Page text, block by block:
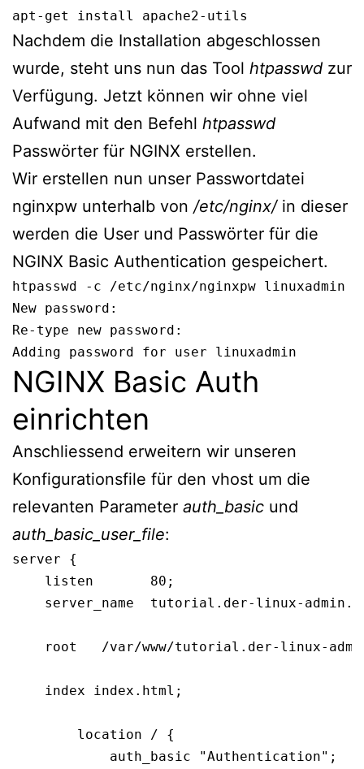
apt-get install apache2-utils
Nachdem die Installation abgeschlossen
wurde, steht uns nun das Tool htpasswd zur
Verfügung. Jetzt können wir ohne viel
Aufwand mit den Befehl htpasswd
Passwörter für NGINX erstellen.
Wir erstellen nun unser Passwortdatei
nginxpw unterhalb von /etc/nginx/in dieser
werden die User und Passwörter für die
NGINX Basic Authentication gespeichert.
htpasswd -c /etc/nginx/nginxpw linuxadmin
New password:
Re-type new password:
Adding password for user linuxadmin
NGINX Basic Auth
einrichten
Anschliessend erweitern wir unseren
Konfigurationsfile für den vhost um die
relevanten Parameter auth_basic und
auth_basic_user_file:
server {
    listen       80;
server_name  tutorial.der-linux-
root   /var/www/tutorial.der-linux-
    index index.html;
        location / {